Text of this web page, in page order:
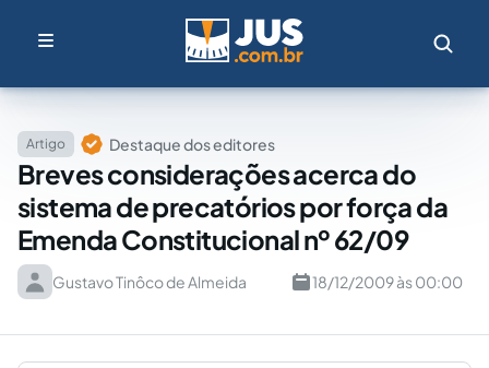
Artigo Destaque dos editores
Breves considerações acerca do
sistema de precatórios por força da
Emenda Constitucional nº 62/09
Gustavo Tinôco de Almeida 18/12/2009 às 00:00